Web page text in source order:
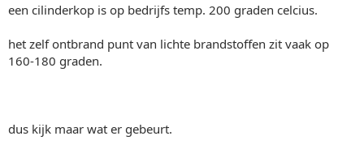
een cilinderkop is op bedrijfs temp. 200 graden celcius.
het zelf ontbrand punt van lichte brandstoffen zit vaak op
160-180 graden.
dus kijk maar wat er gebeurt.